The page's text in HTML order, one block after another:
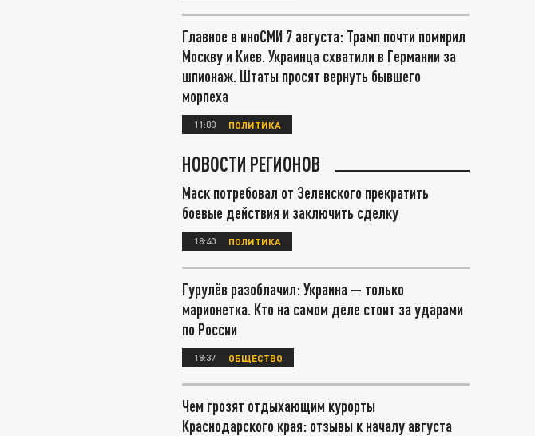
Главное в иноСМИ 7 августа: Трамп почти помирил
Москву и Киев. Украинца схватили в Германии за
шпионаж. Штаты просят вернуть бывшего
морпеха
11:00 ПОЛИТИКА
НОВОСТИ РЕГИОНОВ
Маск потребовал от Зеленского прекратить
боевые действия и заключить сделку
18:40 ПОЛИТИКА
Гурулёв разоблачил: Украина — только
марионетка. Кто на самом деле стоит за ударами
по России
18:37 ОБЩЕСТВО
Чем грозят отдыхающим курорты
Краснодарского края: отзывы к началу августа